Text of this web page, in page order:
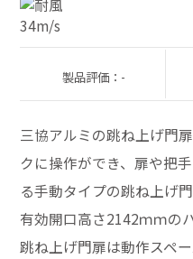
製品評価：-
三協アルミの跳ね上げ門
クに操作ができ、扉や把
る手動タイプの跳ね上げ門
有効開口高さ2142ｍｍの
跳ね上げ門扉は動作スペ